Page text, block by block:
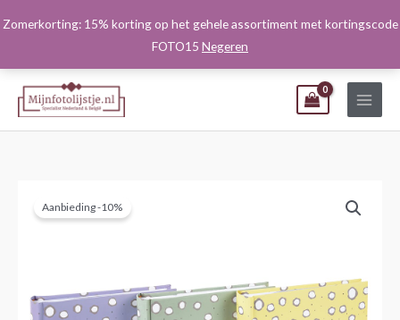
Zomerkorting: 15% korting op het gehele assortiment met kortingscode
FOTO15 Negeren
naar
Aanbieding -10%